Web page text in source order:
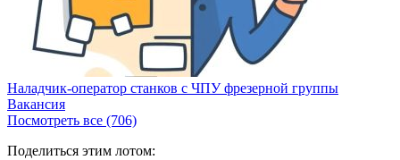
Наладчик-оператор станков с ЧПУ фрезерной группы
Вакансия
Посмотреть все (706)
Поделиться этим лотом: